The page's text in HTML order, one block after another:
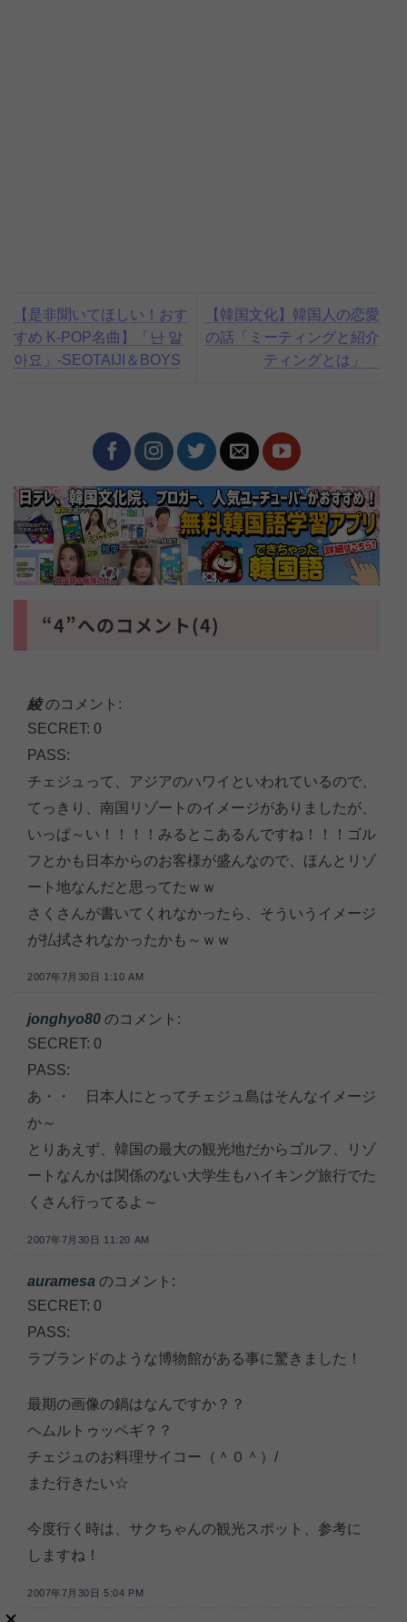
【是非聞いてほしい！おす
すめ K-POP名曲】「난 알
아요」-SEOTAIJI＆BOYS
【韓国文化】韓国人の恋愛
の話「ミーティングと紹介
ティングとは」
“4”へのコメント(4)
綾 のコメント:
SECRET: 0
PASS:
チェジュって、アジアのハワイといわれているので、
てっきり、南国リゾートのイメージがありましたが、
いっぱ～い！！！！みるとこあるんですね！！！ゴル
フとかも日本からのお客様が盛んなので、ほんとリゾ
ート地なんだと思ってたｗｗ
さくさんが書いてくれなかったら、そういうイメージ
が払拭されなかったかも～ｗｗ
2007年7月30日 1:10 AM
jonghyo80 のコメント:
SECRET: 0
PASS:
あ・・ 日本人にとってチェジュ島はそんなイメージ
か～
とりあえず、韓国の最大の観光地だからゴルフ、リゾ
ートなんかは関係のない大学生もハイキング旅行でた
くさん行ってるよ～
2007年7月30日 11:20 AM
auramesa のコメント:
SECRET: 0
PASS:
ラブランドのような博物館がある事に驚きました！
最期の画像の鍋はなんですか？？
ヘムルトゥッペギ？？
チェジュのお料理サイコー（＾０＾）/
また行きたい☆
今度行く時は、サクちゃんの観光スポット、参考に
しますね！
2007年7月30日 5:04 PM